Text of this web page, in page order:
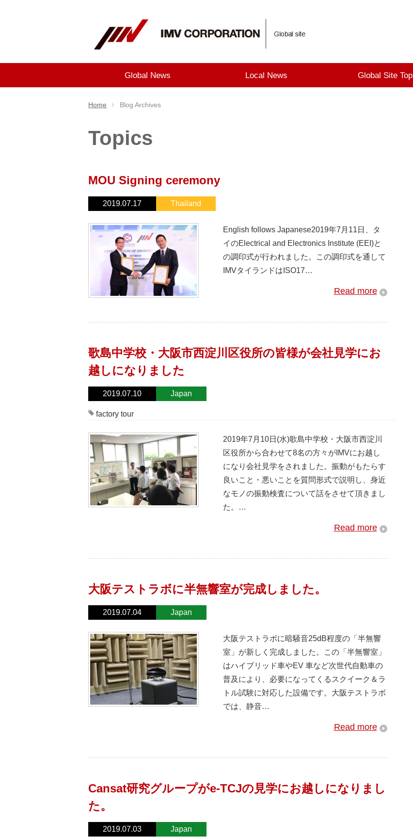
Global News Local News Global Site Top
Home Blog Archives
Topics
MOU Signing ceremony
2019.07.17 Thailand
English follows Japanese2019年7月11日、タ
イのElectrical and Electronics Institute (EEI)と
の調印式が行われました。この調印式を通して
IMVタイランドはISO17…
Read more
歌島中学校・大阪市西淀川区役所の皆様が会社見学にお
越しになりました
2019.07.10 Japan
factory tour
2019年7月10日(水)歌島中学校・大阪市西淀川
区役所から合わせて8名の方々がIMVにお越し
になり会社見学をされました。振動がもたらす
良いこと・悪いことを質問形式で説明し、身近
なモノの振動検査について話をさせて頂きまし
た。…
Read more
大阪テストラボに半無響室が完成しました。
2019.07.04 Japan
大阪テストラボに暗騒音25dB程度の「半無響
室」が新しく完成しました。この「半無響室」
はハイブリッド車やEV 車など次世代自動車の
普及により、必要になってくるスクイーク＆ラ
トル試験に対応した設備です。大阪テストラボ
では、静音…
Read more
Cansat研究グループがe-TCJの見学にお越しになりまし
た。
2019.07.03 Japan